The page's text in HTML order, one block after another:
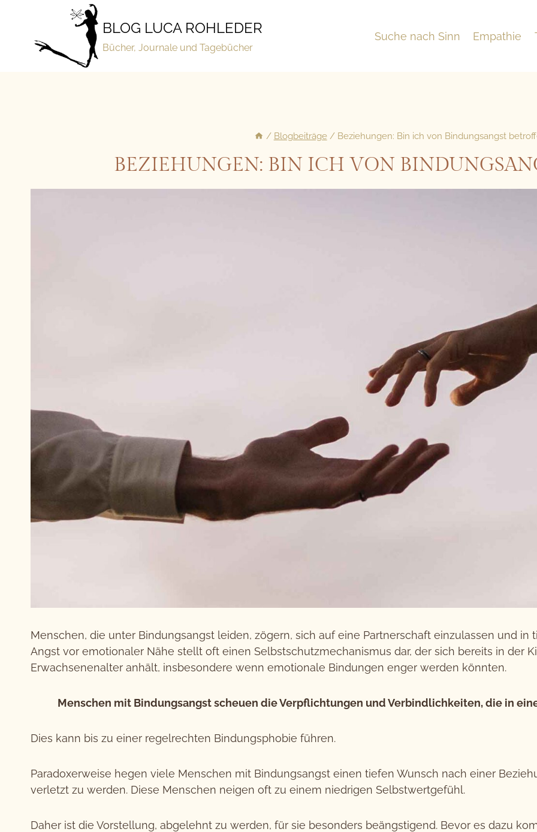
springen
BLOG LUCA ROHLEDER
Bücher, Journale und Tagebücher
Suche nach Sinn Empathie
/ Blogbeiträge / Beziehungen: Bin ich von Bindungsangst
BEZIEHUNGEN: BIN ICH VON
Menschen, die unter Bindungsangst leiden, zögern, sich auf eine Partnerschaft einzulassen und in
Angst vor emotionaler Nähe stellt oft einen Selbstschutzmechanismus dar, der sich bereits in der
Erwachsenenalter anhält, insbesondere wenn emotionale Bindungen enger werden könnten.
Menschen mit Bindungsangst scheuen die Verpflichtungen und Verbindlichkeiten, die in
Dies kann bis zu einer regelrechten Bindungsphobie führen.
Paradoxerweise hegen viele Menschen mit Bindungsangst einen tiefen Wunsch nach einer
verletzt zu werden. Diese Menschen neigen oft zu einem niedrigen Selbstwertgefühl.
Daher ist die Vorstellung, abgelehnt zu werden, für sie besonders beängstigend. Bevor es dazu